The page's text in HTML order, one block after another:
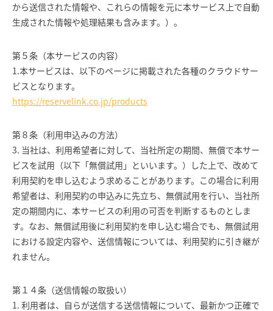
から送信された情報や、これらの情報を元に本サービス上で自動
生成された情報や処理結果も含みます。）。
第５条（本サービスの内容）
1.本サービスは、以下のページに掲載された各種のクラウドサー
ビスとなります。
https://reservelink.co.jp/products
第８条（利用申込みの方法）
3. 当社は、利用希望者に対して、当社所定の期間、無償で本サー
ビスを試用（以下「無償試用」といいます。）した上で、改めて
利用契約を申し込むよう求めることがあります。この場合に利用
希望者は、利用契約の申込みに先立ち、無償試用を行い、当社所
定の期間内に、本サービスの利用の可否を判断するものとしま
す。なお、無償試用後に利用契約を申し込む場合でも、無償試用
における設定内容や、送信情報については、利用契約に引き継が
れません。
第１４条（送信情報の取扱い）
1. 利用者は、自らが送信する送信情報について、最新かつ正確で